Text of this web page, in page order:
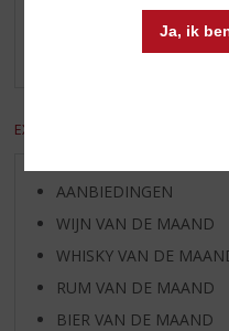
Ja, ik
Schrijf een review
Er zijn nog geen reviews
EXCL. BTW
AANBIEDINGEN
WIJN VAN DE MAAND
WHISKY VAN DE
RUM VAN DE MAAND
BIER VAN DE MAAND